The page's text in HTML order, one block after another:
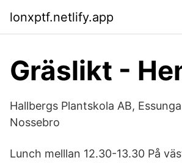
lonxptf.netlify.app
Gräslikt -
Hallbergs Plantskola AB,
Nossebro
Lunch melllan 12.30-13.30 På